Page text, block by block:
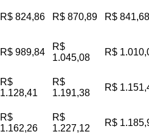
R$ 824,86 R$ 870,89 R$ 841,68
R$ 989,84
R$
1.045,08
R$
R$
1.128,41
R$
1.191,38
R$
R$
1.162,26
R$
1.227,12
R$